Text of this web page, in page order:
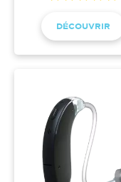
DÉCOUVRIR